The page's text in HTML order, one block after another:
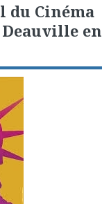
du Cinéma
en